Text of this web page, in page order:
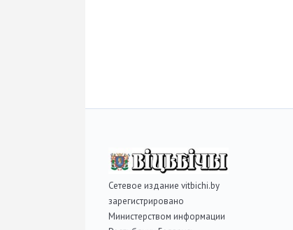
Сетевое издание vitbichi.by
зарегистрировано
Министерством информации